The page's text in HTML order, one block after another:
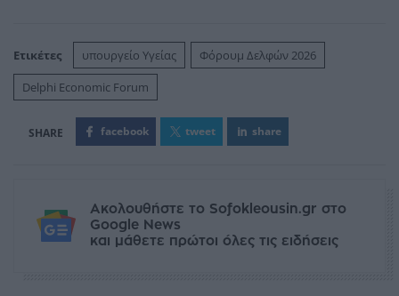
Ετικέτες υπουργείο Υγείας
Φόρουμ Δελφών 2026
Delphi Economic Forum
facebook tweet share
Ακολουθήστε το Sofokleousin.gr στο
Google News
και μάθετε πρώτοι όλες τις ειδήσεις